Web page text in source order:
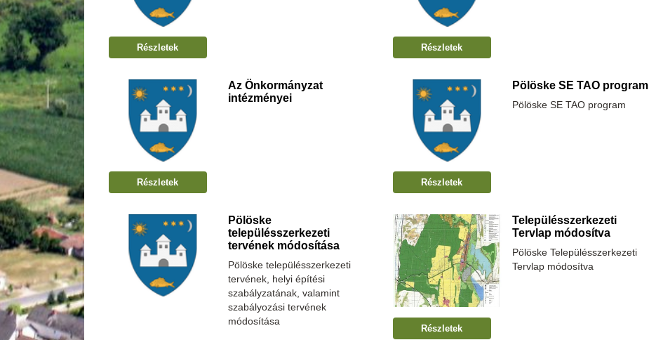
Részletek Részletek
Az Önkormányzat
intézményei
Részletek
Pölöske SE TAO program
Pölöske SE TAO program
Részletek
Pölöske
településszerkezeti
tervének módosítása
Pölöske településszerkezeti
tervének, helyi építési
szabályzatának, valamint
szabályozási tervének
módosítása
Településszerkezeti
Tervlap módosítva
Pölöske Településszerkezeti
Tervlap módosítva
Részletek